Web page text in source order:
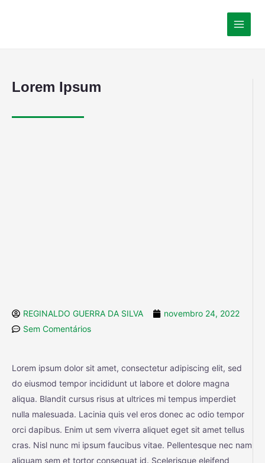
Lorem Ipsum
REGINALDO GUERRA DA SILVA
novembro 24, 2022
Sem Comentários
Lorem ipsum dolor sit amet, consectetur adipiscing elit, sed
do eiusmod tempor incididunt ut labore et dolore magna
aliqua. Blandit cursus risus at ultrices mi tempus imperdiet
nulla malesuada. Lacinia quis vel eros donec ac odio tempor
orci dapibus. Enim ut sem viverra aliquet eget sit amet tellus
cras. Nisl nunc mi ipsum faucibus vitae. Pellentesque nec nam
aliquam sem et tortor consequat id. Scelerisque eleifend